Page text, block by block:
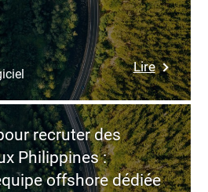
plus
adapté
à
votre
projet
web
Lire:
des
:
leviers
recruter des
Philippines :
offshore dédiée